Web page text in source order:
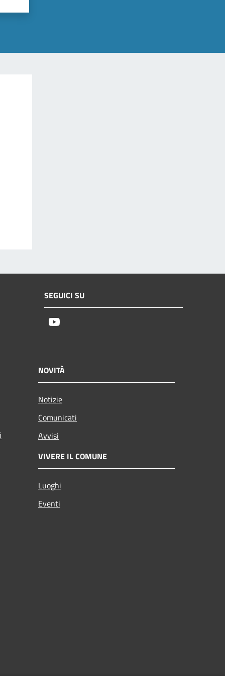
SEGUICI SU
NOVITÀ
Notizie
Comunicati
Avvisi
VIVERE IL COMUNE
Luoghi
Eventi